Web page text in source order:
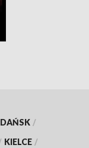
/
KIELCE /